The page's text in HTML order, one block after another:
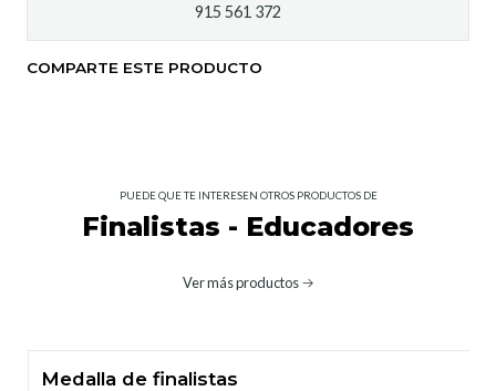
915 561 372
COMPARTE ESTE PRODUCTO
PUEDE QUE TE INTERESEN OTROS PRODUCTOS DE
Finalistas - Educadores
Ver más productos
Medalla de finalistas